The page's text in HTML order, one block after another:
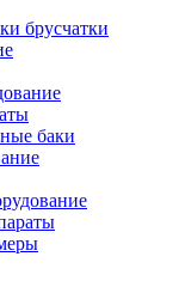
брусчатки
баки